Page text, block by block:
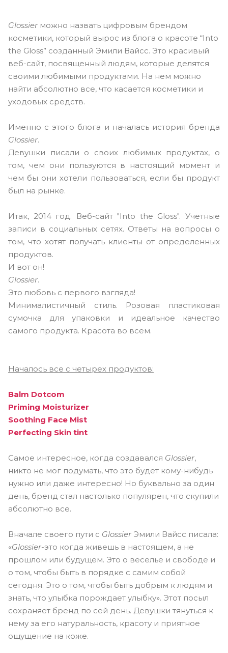
Glossier можно назвать цифровым брендом
косметики, который вырос из блога о красоте “Into
the Gloss” созданный Эмили Вайсс. Это красивый
веб-сайт, посвященный людям, которые делятся
своими любимыми продуктами. На нем можно
найти абсолютно все, что касается косметики и
уходовых средств.
Именно с этого блога и началась история бренда
Glossier.
Девушки писали о своих любимых продуктах, о
том, чем они пользуются в настоящий момент и
чем бы они хотели пользоваться, если бы продукт
был на рынке.
Итак, 2014 год. Веб-сайт "Into the Gloss". Учетные
записи в социальных сетях. Ответы на вопросы о
том, что хотят получать клиенты от определенных
продуктов.
И вот он!
Glossier.
Это любовь с первого взгляда!
Минималистичный стиль. Розовая пластиковая
сумочка для упаковки и идеальное качество
самого продукта. Красота во всем.
Началось все с четырех продуктов:
Balm Dotcom
Priming Moisturizer
Soothing Face Mist
Perfecting Skin tint
Самое интересное, когда создавался Glossier,
никто не мог подумать, что это будет кому-нибудь
нужно или даже интересно! Но буквально за один
день, бренд стал настолько популярен, что скупили
абсолютно все.
Вначале своего пути с Glossier Эмили Вайсс писала:
«Glossier-это когда живешь в настоящем, а не
прошлом или будущем. Это о веселье и свободе и
о том, чтобы быть в порядке с самим собой
сегодня. Это о том, чтобы быть добрым к людям и
знать, что улыбка порождает улыбку». Этот посыл
сохраняет бренд по сей день. Девушки тянуться к
нему за его натуральность, красоту и приятное
ощущение на коже.